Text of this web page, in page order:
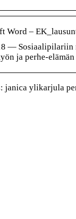
Word –
— Sosiaalipilariin
ja perhe-
janica ylikarjula